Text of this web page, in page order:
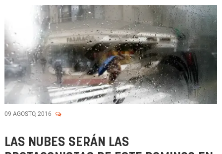
09 AGOSTO, 2016
LAS NUBES SERÁN LAS